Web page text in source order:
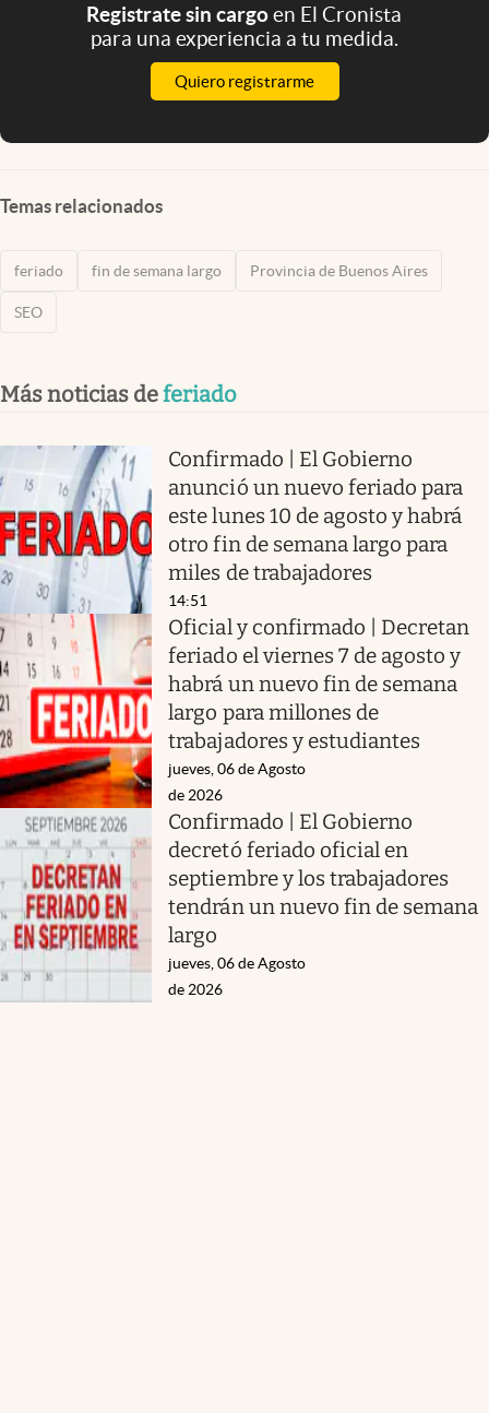
Registrate sin cargoen El Cronista
para una experiencia a tu medida.
Quiero registrarme
Temas relacionados
feriado fin de semana largo Provincia de Buenos Aires
SEO
Más noticias deferiado
Confirmado | El Gobierno
anunció un nuevo feriado para
este lunes 10 de agosto y habrá
otro fin de semana largo para
miles de trabajadores
14:51
Oficial y confirmado | Decretan
feriado el viernes 7 de agosto y
habrá un nuevo fin de semana
largo para millones de
trabajadores y estudiantes
jueves, 06 de Agosto
de 2026
Confirmado | El Gobierno
decretó feriado oficial en
septiembre y los trabajadores
tendrán un nuevo fin de semana
largo
jueves, 06 de Agosto
de 2026